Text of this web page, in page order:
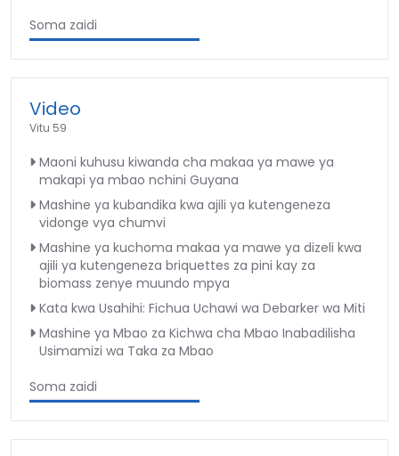
Soma zaidi
Video
Vitu 59
Maoni kuhusu kiwanda cha makaa ya mawe ya
makapi ya mbao nchini Guyana
Mashine ya kubandika kwa ajili ya kutengeneza
vidonge vya chumvi
Mashine ya kuchoma makaa ya mawe ya dizeli kwa
ajili ya kutengeneza briquettes za pini kay za
biomass zenye muundo mpya
Kata kwa Usahihi: Fichua Uchawi wa Debarker wa Miti
Mashine ya Mbao za Kichwa cha Mbao Inabadilisha
Usimamizi wa Taka za Mbao
Soma zaidi